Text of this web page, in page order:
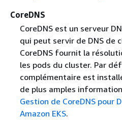
CoreDNS
CoreDNS est un serveur
qui peut servir de DNS de
CoreDNS fournit la
les pods du cluster. Par
complémentaire est
de plus amples
Gestion de CoreDNS pour
Amazon EKS.